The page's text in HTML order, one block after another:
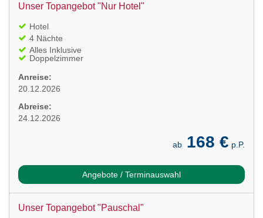
Unser Topangebot "Nur Hotel"
Hotel
4 Nächte
Alles Inklusive
Doppelzimmer
Anreise:
20.12.2026
Abreise:
24.12.2026
ab 168 € p.P.
Angebote / Terminauswahl
Unser Topangebot "Pauschal"